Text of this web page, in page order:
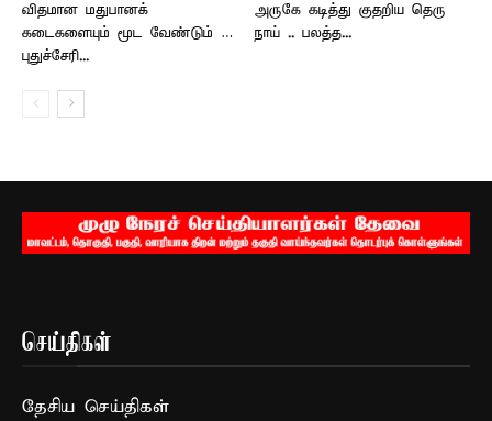
விதமான மதுபானக்
கடைகளையும் மூட வேண்டும் …
புதுச்சேரி...
அருகே கடித்து குதறிய தெரு
நாய் .. பலத்த...
செய்திகள்
தேசிய செய்திகள்